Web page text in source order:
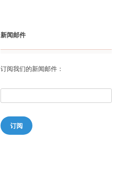
新闻邮件
订阅我们的新闻邮件：
订阅